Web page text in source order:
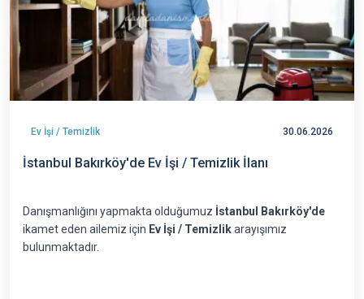
Ev İşi / Temizlik 30.06.2026
İstanbul Bakırköy'de Ev İşi / Temizlik İlanı
Danışmanlığını yapmakta olduğumuz
İstanbul Bakırköy'de
ikamet eden ailemiz için Ev İşi / Temizlikarayışımız
bulunmaktadır.